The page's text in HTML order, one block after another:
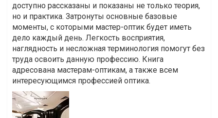
доступно рассказаны и показаны не только теория,
но и практика. Затронуты основные базовые
моменты, с которыми мастер-оптик будет иметь
дело каждый день. Легкость восприятия,
наглядность и несложная терминология помогут без
труда освоить данную профессию. Книга
адресована мастерам-оптикам, а также всем
интересующимся профессией оптика.